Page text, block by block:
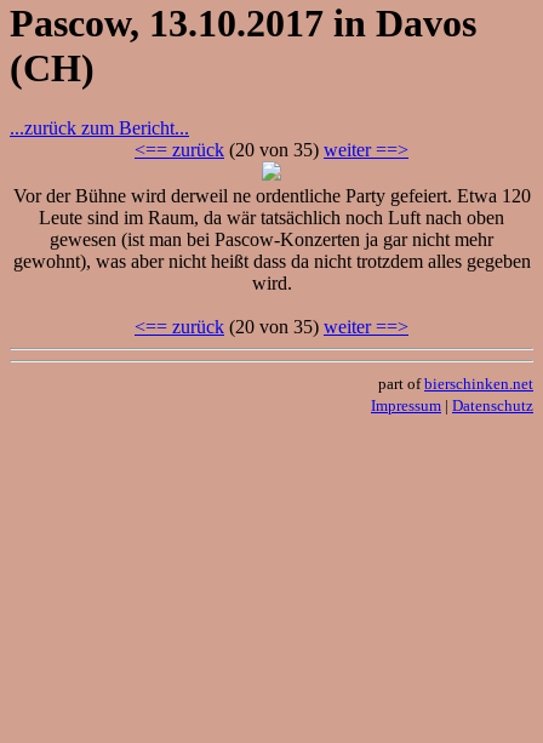
Pascow, 13.10.2017 in Davos
(CH)
...zurück zum Bericht...
<== zurück (20 von 35) weiter ==>
Vor der Bühne wird derweil ne ordentliche Party gefeiert. Etwa 120
Leute sind im Raum, da wär tatsächlich noch Luft nach oben
gewesen (ist man bei Pascow-Konzerten ja gar nicht mehr
gewohnt), was aber nicht heißt dass da nicht trotzdem alles gegeben
wird.
<== zurück (20 von 35) weiter ==>
part ofbierschinken.net
Impressum | Datenschutz